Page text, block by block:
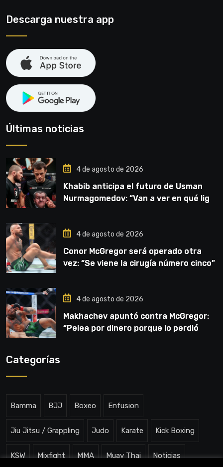
Descarga nuestra app
Últimas noticias
4 de agosto de 2026
Khabib anticipa el futuro de Usman
Nurmagomedov: “Van a ver en qué liga
4 de agosto de 2026
Conor McGregor será operado otra
vez: “Se viene la cirugía número cinco”
4 de agosto de 2026
Makhachev apuntó contra McGregor:
“Pelea por dinero porque lo perdió
Categorías
Bamma BJJ Boxeo Enfusion
Jiu Jitsu / Grappling Judo Karate Kick Boxing
KSW Mixfight MMA Muay Thai Noticias